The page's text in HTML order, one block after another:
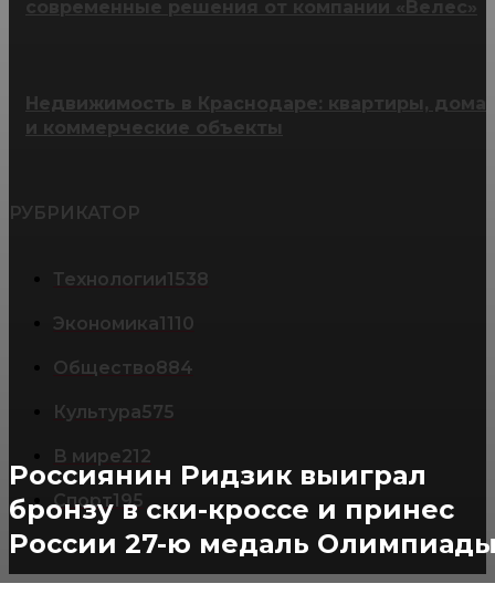
Россиянин Ридзик выиграл
бронзу в ски-кроссе и принес
России 27-ю медаль
современные решения от компании «Велес»
Недвижимость в Краснодаре: квартиры, дома
и коммерческие объекты
РУБРИКАТОР
Технологии1538
Экономика1110
Общество884
Культура575
В мире212
Спорт195